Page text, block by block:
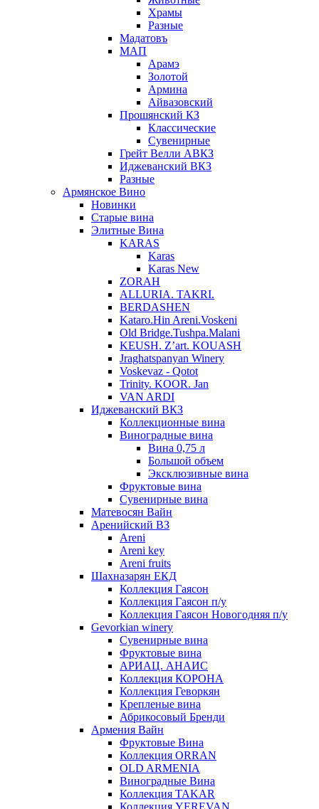
Храмы
Разные
Мадатовъ
МАП
Арамэ
Золотой
Армина
Айвазовский
Прошянский КЗ
Классические
Сувенирные
Грейт Велли АВКЗ
Иджеванский ВКЗ
Разные
Армянское Вино
Новинки
Старые вина
Элитные Вина
KARAS
Karas
Karas New
ZORAH
ALLURIA. TAKRI.
BERDASHEN
Kataro.Hin Areni.Voskeni
Old Bridge.Tushpa.Malani
KEUSH. Z’art. KOUASH
Jraghatspanyan Winery
Voskevaz - Qotot
Trinity. KOOR. Jan
VAN ARDI
Иджеванский ВКЗ
Коллекционные вина
Виноградные вина
Вина 0,75 л
Большой объем
Эксклюзивные вина
Фруктовые вина
Cувенирные вина
Матевосян Вайн
Аренийский ВЗ
Areni
Areni key
Areni fruits
Шахназарян ЕКД
Коллекция Гаясон
Коллекция Гаясон п/у
Коллекция Гаясон Новогодняя п/у
Gevorkian winery
Сувенирные вина
Фруктовые вина
АРИАЦ. АНАИС
Коллекция КОРОНА
Коллекция Геворкян
Крепленые вина
Абрикосовый Бренди
Армения Вайн
Фруктовые Вина
Коллекция ORRAN
OLD ARMENIA
Виноградные Вина
Коллекция TAKAR
Коллекция YEREVAN